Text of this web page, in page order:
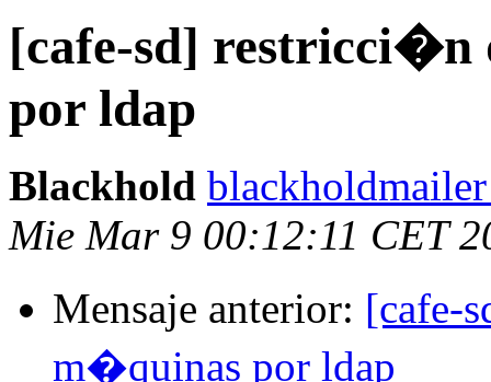
[cafe-sd] restricci�n
por ldap
Blackhold
Mie Mar 9 00:12:11 CET
Mensaje anterior: [cafe-
m�quinas por ldap